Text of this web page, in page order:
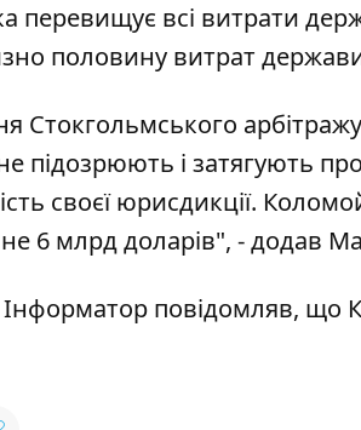
перевищує всі витрати
половину витрат
Стокгольмського
підозрюють і затягують
своєї юрисдикції.
6 млрд доларів", - додав
Інформатор повідомляв, що